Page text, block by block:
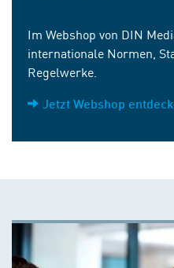
Im Webshop von DIN
internationale Normen,
Regelwerke.
Jetzt Webshop